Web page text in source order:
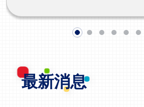
思維來進行了解，尤其腦傷患者的症
困境也不盡相同，因此不能因為患者
常，就代表患者沒有問題，而是要針
療計畫，整合院內的各項醫療資源，
性。他舉例假使中風患者在取栓手術
緒不佳的問題，就能使用靜脈雷射可
變得難以入睡，即使吃到三顆安眠
性格也不像過去開朗活潑，反而變
恍神、注意力不集中、判斷力及記
的親友都覺得車禍後的她像是變成
問題，張姓少婦先找上本院外科陳
現她有輕微蜘蛛膜下腔出血，且因
最新消息